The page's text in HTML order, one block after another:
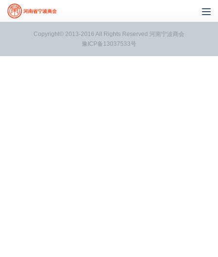
Copyright© 2013-2016 All Rights Reserved 河南宁波商会
豫ICP备13037533号